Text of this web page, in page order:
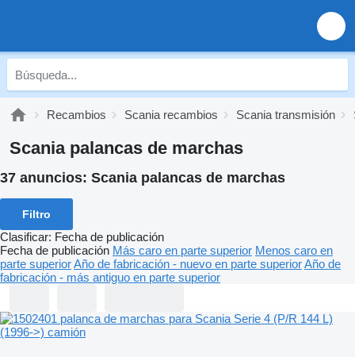
Recambios Scania recambios Scania transmisión
Scania palancas de marchas
37 anuncios: Scania palancas de marchas
Filtro
Clasificar: Fecha de publicación
Fecha de publicación Más caro en parte superior Menos caro en
parte superiorAño de fabricación - nuevo en parte superiorAño de
fabricación - más antiguo en parte superior